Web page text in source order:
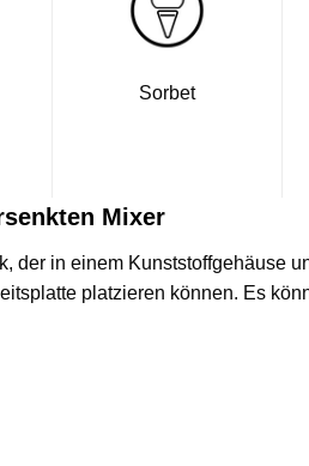
Sorbet
Mixer
der in einem Kunststoffgehäuse
platzieren können. Es